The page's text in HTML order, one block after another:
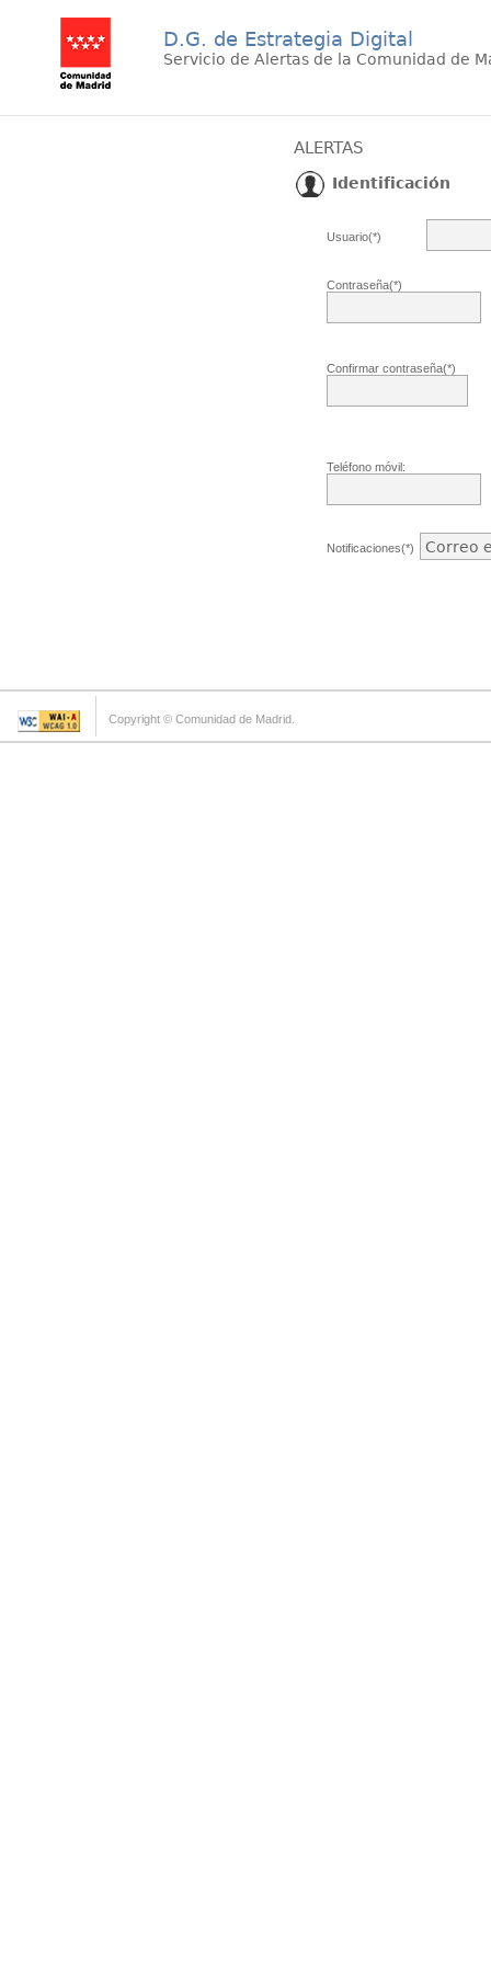
D.G. de Estrategia Digital
Servicio de Alertas de la Comunidad de
ALERTAS
Identificación
Usuario(*)
Contraseña(*)
Confirmar contraseña(*)
Teléfono móvil:
Notificaciones(*)
Copyright © Comunidad de Madrid.